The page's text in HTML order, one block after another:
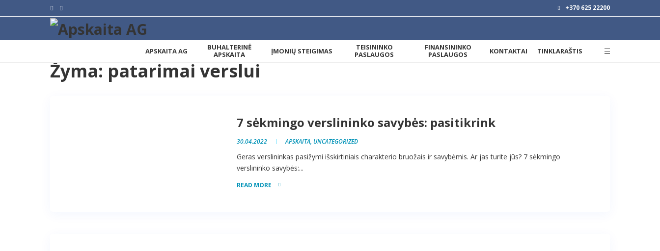
+370 625 22200
APSKAITA AG
BUHALTERINĖ
APSKAITA
ĮMONIŲ STEIGIMAS
TEISININKO
PASLAUGOS
FINANSININKO
PASLAUGOS
KONTAKTAI TINKLARAŠTIS
Žyma: patarimai verslui
7 sėkmingo verslininko savybės: pasitikrink
30.04.2022 APSKAITA, UNCATEGORIZED
Geras verslininkas pasižymi išskirtiniais charakterio bruožais ir savybėmis. Ar jas turite jūs? 7 sėkmingo
verslininko savybės:...
READ MORE